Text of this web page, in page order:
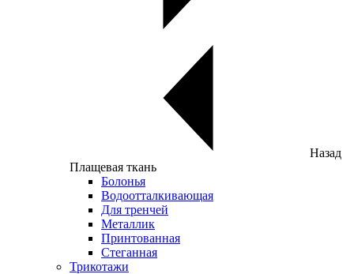
Назад
Плащевая ткань
Болонья
Водоотталкивающая
Для тренчей
Металлик
Принтованная
Стеганная
Трикотажи